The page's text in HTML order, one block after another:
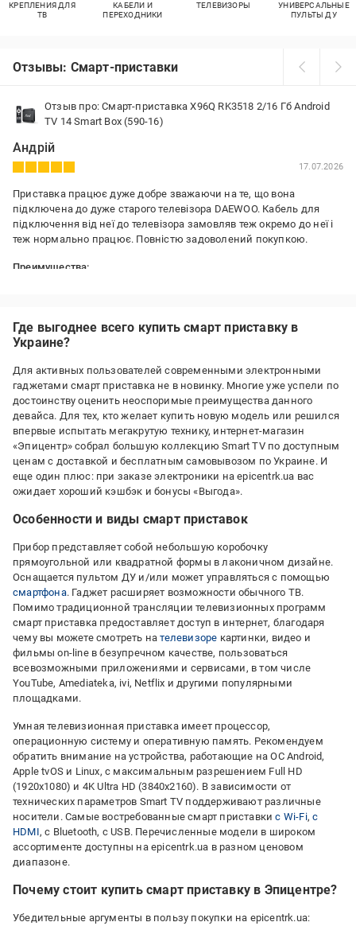
КРЕПЛЕНИЯ ДЛЯ
ТВ
КАБЕЛИ И
ПЕРЕХОДНИКИ
ТЕЛЕВИЗОРЫ
УНИВЕРСАЛЬНЫЕ
ПУЛЬТЫ ДУ
Отзывы: Смарт-приставки
Отзыв про: Смарт-приставка X96Q RK3518 2/16 Гб Android
TV 14 Smart Box (590-16)
Андрій
17.07.2026
Приставка працює дуже добре зважаючи на те, що вона
підключена до дуже старого телевізора DAEWOO. Кабель для
підключення від неї до телевізора замовляв теж окремо до неї і
теж нормально працює. Повністю задоволений покупкою.
Преимущества:
Мініпальчикові батарейки не входять у комплект для пульта і їх
треба купувати окремо, але це дрібниці
Где выгоднее всего купить смарт приставку в
Украине?
Для активных пользователей современными электронными
гаджетами смарт приставка не в новинку. Многие уже успели по
достоинству оценить неоспоримые преимущества данного
девайса. Для тех, кто желает купить новую модель или решился
впервые испытать мегакрутую технику, интернет-магазин
«Эпицентр» собрал большую коллекцию Smart TV по доступным
ценам с доставкой и бесплатным самовывозом по Украине. И
еще один плюс: при заказе электроники на epicentrk.ua вас
ожидает хороший кэшбэк и бонусы «Выгода».
Особенности и виды смарт приставок
Прибор представляет собой небольшую коробочку
прямоугольной или квадратной формы в лаконичном дизайне.
Оснащается пультом ДУ и/или может управляться с помощью
смартфона. Гаджет расширяет возможности обычного ТВ.
Помимо традиционной трансляции телевизионных программ
смарт приставка предоставляет доступ в интернет, благодаря
чему вы можете смотреть нателевизоре картинки, видео и
фильмы on-line в безупречном качестве, пользоваться
всевозможными приложениями и сервисами, в том числе
YouTube, Amediateka, ivi, Netflix и другими популярными
площадками.
Умная телевизионная приставка имеет процессор,
операционную систему и оперативную память. Рекомендуем
обратить внимание на устройства, работающие на ОС Android,
Apple tvOS и Linux, с максимальным разрешением Full HD
(1920x1080) и 4K Ultra HD (3840x2160). В зависимости от
технических параметров Smart TV поддерживают различные
носители. Самые востребованные смарт приставкис Wi-Fi,с
HDMI, с Bluetooth, с USB. Перечисленные модели в широком
ассортименте доступны на epicentrk.ua в разном ценовом
диапазоне.
Почему стоит купить смарт приставку в Эпицентре?
Убедительные аргументы в пользу покупки на epicentrk.ua: